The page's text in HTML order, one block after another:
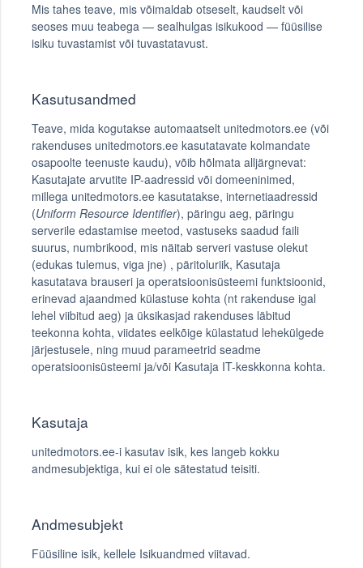
Mis tahes teave, mis võimaldab otseselt, kaudselt või
seoses muu teabega — sealhulgas isikukood — füüsilise
isiku tuvastamist või tuvastatavust.
Kasutusandmed
Teave, mida kogutakse automaatselt unitedmotors.ee (või
rakenduses unitedmotors.ee kasutatavate kolmandate
osapoolte teenuste kaudu), võib hõlmata alljärgnevat:
Kasutajate arvutite IP-aadressid või domeeninimed,
millega unitedmotors.ee kasutatakse, internetiaadressid
(Uniform Resource Identifier), päringu aeg, päringu
serverile edastamise meetod, vastuseks saadud faili
suurus, numbrikood, mis näitab serveri vastuse olekut
(edukas tulemus, viga jne) , päritoluriik, Kasutaja
kasutatava brauseri ja operatsioonisüsteemi funktsioonid,
erinevad ajaandmed külastuse kohta (nt rakenduse igal
lehel viibitud aeg) ja üksikasjad rakenduses läbitud
teekonna kohta, viidates eelkõige külastatud lehekülgede
järjestusele, ning muud parameetrid seadme
operatsioonisüsteemi ja/või Kasutaja IT-keskkonna kohta.
Kasutaja
unitedmotors.ee-i kasutav isik, kes langeb kokku
andmesubjektiga, kui ei ole sätestatud teisiti.
Andmesubjekt
Füüsiline isik, kellele Isikuandmed viitavad.